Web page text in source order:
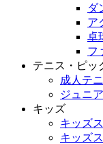
ダ
ア
卓
フ
テニス・ピッ
成人テ
ジュニ
キッズ
キッズ
キッズ